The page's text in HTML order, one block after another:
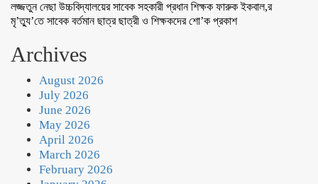
লজ্জতুন নেছা উচ্চবিদ্যালয়ের সাবেক সহকারী প্রধান শিক্ষক ফারুক ইকবাল,র
মৃ’ত্যু’তে সাবেক বর্তমান ছাত্র ছাত্রী ও শিক্ষকদের শো’ক প্রকাশ
Archives
August 2026
July 2026
June 2026
May 2026
April 2026
March 2026
February 2026